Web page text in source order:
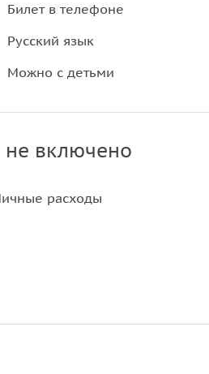
Билет в телефоне
Русский язык
Можно с детьми
не включено
расходы